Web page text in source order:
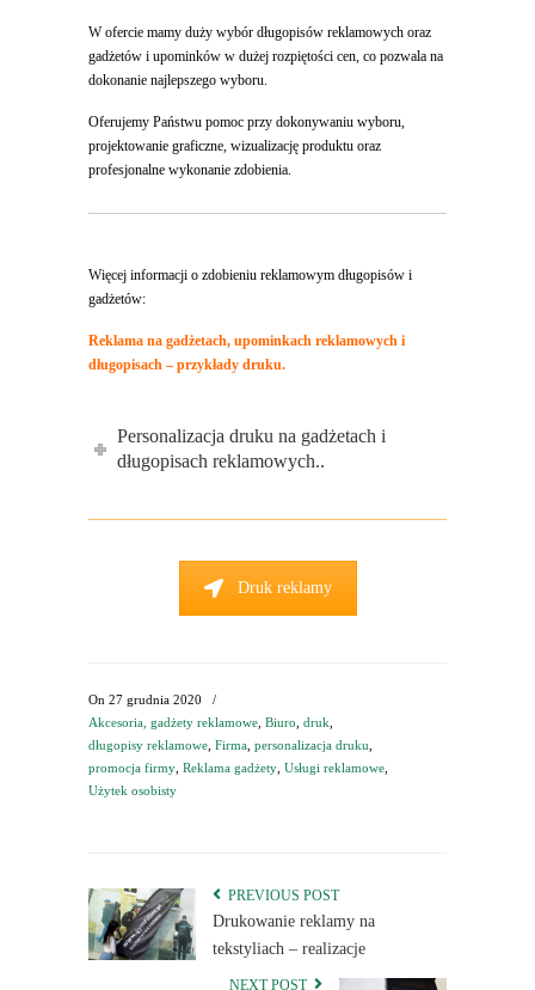
W ofercie mamy duży wybór długopisów reklamowych oraz
gadżetów i upominków w dużej rozpiętości cen, co pozwala na
dokonanie najlepszego wyboru.
Oferujemy Państwu pomoc przy dokonywaniu wyboru,
projektowanie graficzne, wizualizację produktu oraz
profesjonalne wykonanie zdobienia.
Więcej informacji o zdobieniu reklamowym długopisów i
gadżetów:
Reklama na gadżetach, upominkach reklamowych i
długopisach – przykłady druku.
Personalizacja druku na gadżetach i
długopisach reklamowych..
Druk reklamy
On 27 grudnia 2020
/
Akcesoria, gadżety reklamowe, Biuro, druk,
długopisy reklamowe, Firma, personalizacja druku,
promocja firmy, Reklama gadżety, Usługi reklamowe,
Użytek osobisty
PREVIOUS POST
Drukowanie reklamy na
tekstyliach – realizacje
NEXT POST